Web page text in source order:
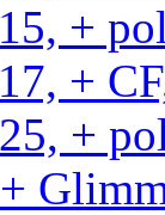
+
+
+